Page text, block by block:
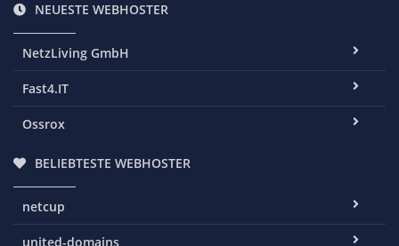
NEUESTE WEBHOSTER
NetzLiving GmbH
Fast4.IT
Ossrox
BELIEBTESTE WEBHOSTER
netcup
united-domains